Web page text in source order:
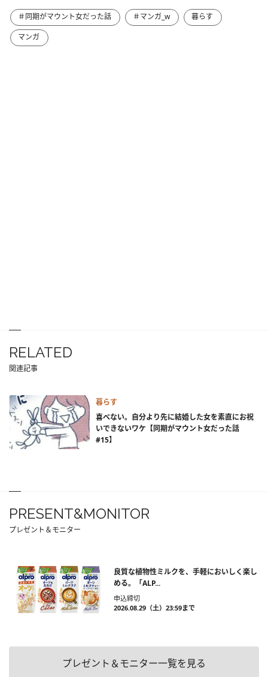
＃同期がマウント女だった話 ＃マンガ_w
暮らす
マンガ
RELATED
関連記事
暮らす
喜べない。自分より先に結婚した女を素直にお祝
いできないワケ【同期がマウント女だった話
#15】
PRESENT&MONITOR
プレゼント＆モニター
良質な植物性ミルクを、手軽においしく楽し
める。「ALP...
申込締切
2026.08.29（土）23:59まで
プレゼント＆モニター一覧を見る